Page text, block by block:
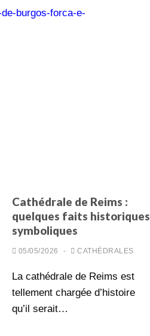
burgos-forca-e-
Cathédrale de Reims :
quelques faits historiques
symboliques
05/05/2026 - CATHÉDRALES
La cathédrale de Reims est
tellement chargée d’histoire
qu’il serait…